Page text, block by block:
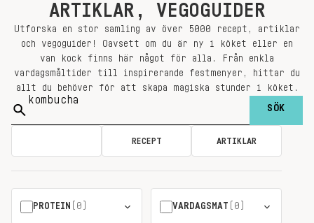
ARTIKLAR, VEGOGUIDER
Utforska en stor samling av över 5000 recept, artiklar
och vegoguider! Oavsett om du är ny i köket eller en
van kock finns här något för alla. Från enkla
vardagsmåltider till inspirerande festmenyer, hittar du
allt du behöver för att skapa magiska stunder i köket.
Sök
på:
RECEPT ARTIKLAR
PROTEIN (0) VARDAGSMAT (0)